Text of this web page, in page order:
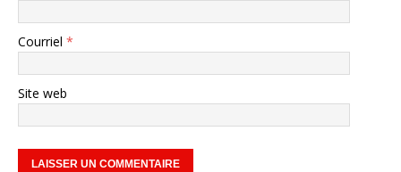
Courriel *
Site web